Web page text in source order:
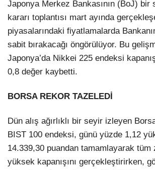
Japonya Merkez Bankasının (BoJ) bir
kararı toplantısı mart ayında
piyasalarındaki fiyatlamalarda
sabit bırakacağı öngörülüyor. Bu
Japonya’da Nikkei 225 endeksi
0,8 değer kaybetti.
BORSA REKOR TAZELEDİ
Dün alış ağırlıklı bir seyir izleyen
BIST 100 endeksi, günü yüzde 1,12
14.339,30 puandan tamamlayarak tüm
yüksek kapanışını gerçekleştirirken,